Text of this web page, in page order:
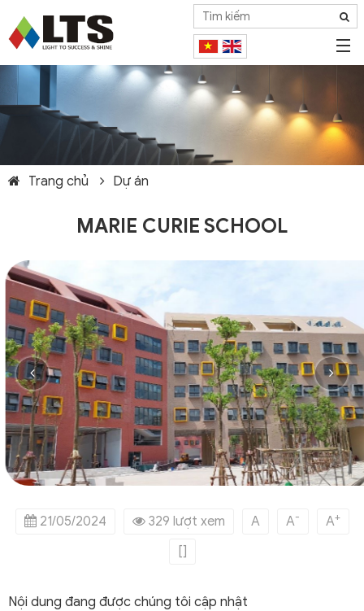
Trang chủ Dự án
MARIE CURIE SCHOOL
21/05/2024 329 lượt xem A A- A+
[]
Nội dung đang được chúng tôi cập nhật